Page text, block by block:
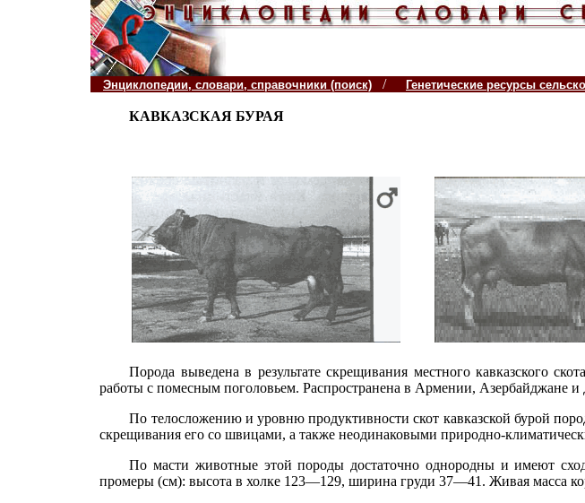
Энциклопедии, словари, справочники (поиск) / Генетические ресурсы
КАВКАЗСКАЯ БУРАЯ
Порода выведена в результате скрещивания местного кавказского
работы с помесным поголовьем. Распространена в Армении, Азербайджане и
По телосложению и уровню продуктивности скот кавказской бурой
скрещивания его со швицами, а также неодинаковыми природно-
По масти животные этой породы достаточно однородны и имеют
промеры (см): высота в холке 123—129, ширина груди 37—41. Живая масса